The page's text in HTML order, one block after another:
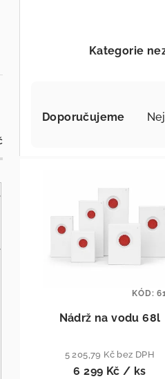
Kategorie
Doporučujeme
Nádrž na vodu 68l
5 205,79 Kč bez DPH
6 299 Kč / ks
KÓD: